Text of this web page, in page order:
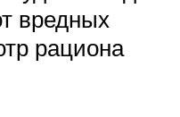
вредных
рациона